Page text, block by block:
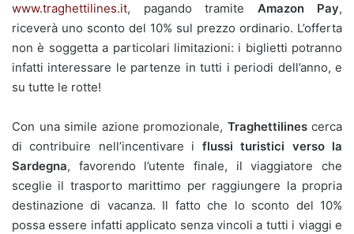
www.traghettilines.it, pagando tramite Amazon Pay,
riceverà uno sconto del 10% sul prezzo ordinario. L’offerta
non è soggetta a particolari limitazioni: i biglietti potranno
infatti interessare le partenze in tutti i periodi dell’anno, e
su tutte le rotte!
Con una simile azione promozionale, Traghettilinescerca
di contribuire nell’incentivare i flussi turistici verso la
Sardegna, favorendo l’utente finale, il viaggiatore che
sceglie il trasporto marittimo per raggiungere la propria
destinazione di vacanza. Il fatto che lo sconto del 10%
possa essere infatti applicato senza vincoli a tutti i viaggi e